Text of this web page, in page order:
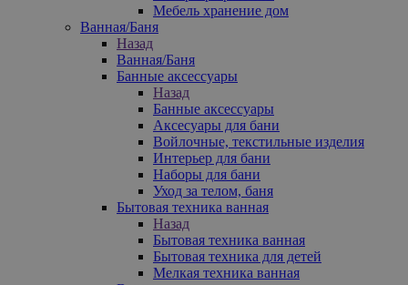
Мебель хранение дом
Ванная/Баня
Назад
Ванная/Баня
Банные аксессуары
Назад
Банные аксессуары
Аксесуары для бани
Войлочные, текстильные изделия
Интерьер для бани
Наборы для бани
Уход за телом, баня
Бытовая техника ванная
Назад
Бытовая техника ванная
Бытовая техника для детей
Мелкая техника ванная